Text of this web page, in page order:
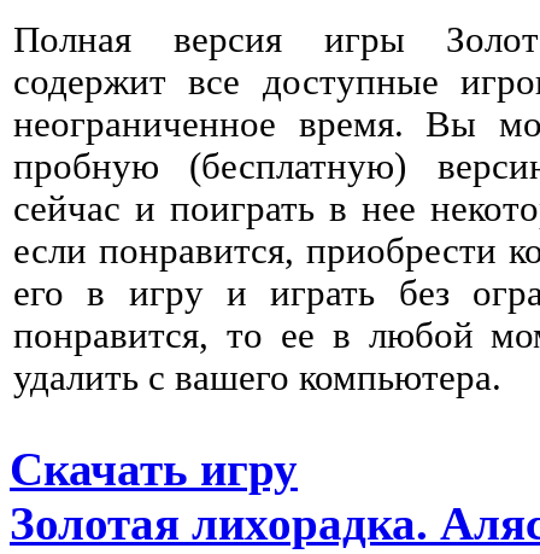
Полная версия игры
содержит все доступные
неограниченное время. Вы
пробную (бесплатную)
сейчас и поиграть в нее
если понравится, приобрести
его в игру и играть без
понравится, то ее в любой
удалить с вашего компьютера.
Скачать игру
Золотая лихорадка.